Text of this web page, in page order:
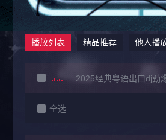
播放列表 精品推荐 他人播
2025经典粤语出口dj劲
全选